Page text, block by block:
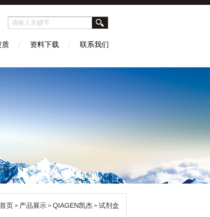
质 资料下载 联系我们
页 > 产品展示 > QIAGEN凯杰 > 试剂盒